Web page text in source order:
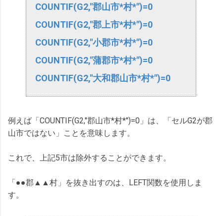
COUNTIF(G2,"郡山市*村*")=0
COUNTIF(G2,"郡上市*村*")=0
COUNTIF(G2,"小郡市*村*")=0
COUNTIF(G2,"蒲郡市*村*")=0
COUNTIF(G2,"大和郡山市*村*")=0
例えば「COUNTIF(G2,"郡山市*村*")=0」は、「セルG2が郡
山市ではない」ことを意味します。
これで、上記5市は除外することができます。
「●●郡▲▲村」を抜き出すのは、LEFT関数を使用しま
す。